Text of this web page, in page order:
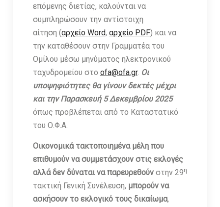
επόμενης διετίας, καλούνται να
συμπληρώσουν την αντίστοιχη
αίτηση (αρχείο Word, αρχείο PDF) και να
την καταθέσουν στην Γραμματέα του
Ομίλου μέσω μηνύματος ηλεκτρονικού
ταχυδρομείου στο ofa@ofa.gr. Οι
υποψηφιότητες θα γίνουν δεκτές μέχρι
και την Παρασκευή 5 Δεκεμβρίου 2025
όπως προβλέπεται από το Καταστατικό
του Ο.Φ.Α.
Οικονομικά τακτοποιημένα μέλη που
επιθυμούν να συμμετάσχουν στις εκλογές
αλλά δεν δύναται να παρευρεθούνστην 29η
τακτική Γενική Συνέλευση, μπορούν να
ασκήσουν το εκλογικό τους δικαίωμα,